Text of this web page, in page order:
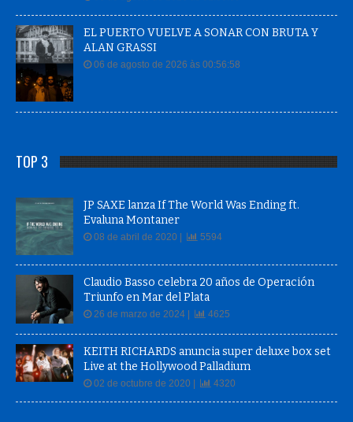
EL PUERTO VUELVE A SONAR CON BRUTA Y
ALAN GRASSI
06 de agosto de 2026 às 00:56:58
TOP 3
JP SAXE lanza If The World Was Ending ft.
Evaluna Montaner
08 de abril de 2020 | 5594
Claudio Basso celebra 20 años de Operación
Triunfo en Mar del Plata
26 de marzo de 2024 | 4625
KEITH RICHARDS anuncia super deluxe box set
Live at the Hollywood Palladium
02 de octubre de 2020 | 4320